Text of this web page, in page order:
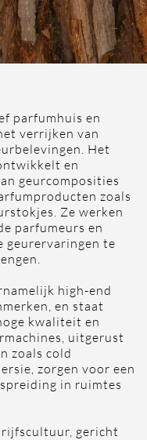
parfumhuis en
verrijken van
Het
en
geurcomposities
zoals
Ze werken
parfumeurs en
geurervaringen te
high-end
en staat
kwaliteit en
uitgerust
zoals cold
zorgen voor een
in ruimtes
gericht